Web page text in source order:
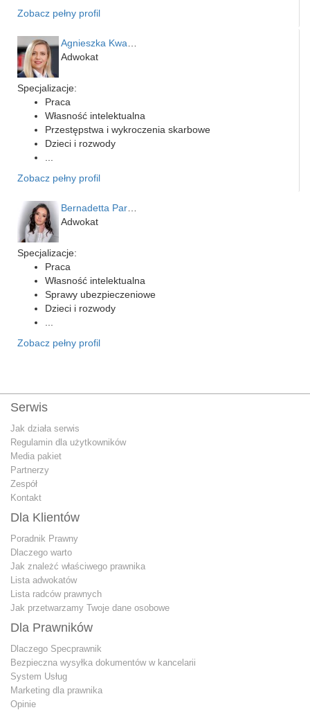
Zobacz pełny profil
Adwokat
Specjalizacje:
Praca
Własność intelektualna
Przestępstwa i wykroczenia skarbowe
Dzieci i rozwody
Zobacz pełny profil
Adwokat
Specjalizacje:
Praca
Własność intelektualna
Sprawy ubezpieczeniowe
Dzieci i rozwody
Zobacz pełny profil
Serwis
Jak działa serwis
Regulamin dla użytkowników
Media pakiet
Partnerzy
Zespół
Kontakt
Dla Klientów
Poradnik Prawny
Dlaczego warto
Jak znależć właściwego prawnika
Lista adwokatów
Lista radców prawnych
Jak przetwarzamy Twoje dane osobowe
Dla Prawników
Dlaczego Specprawnik
Bezpieczna wysyłka dokumentów w kancelarii
System Usług
Marketing dla prawnika
Opinie